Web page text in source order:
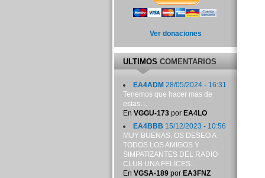
Ver donaciones
ULTIMOSCOMENTARIOS
EA4ADM 28/05/2024 - 16:31
Tenemos que hacer mas de
estas....
En VGGU-173por EA4LO
EA4BBB 15/12/2023 - 10:56
MUY BUENAS. OS DESEO A
TODOS LOS AMIGOS Y
SIMPATIZANTES DEL RADIO
CLUB UNA FELICES...
En VGSA-189por EA3FNZ